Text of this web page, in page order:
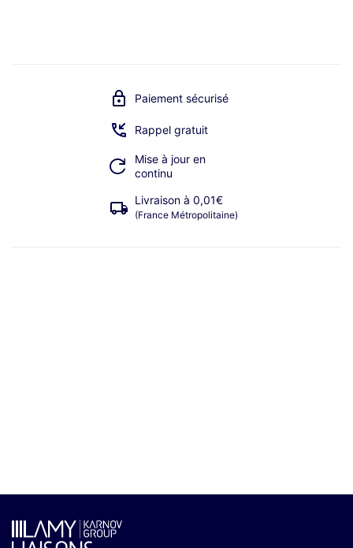
Paiement sécurisé
Rappel gratuit
Mise à jour en
continu
Livraison à 0,01€
(France Métropolitaine)